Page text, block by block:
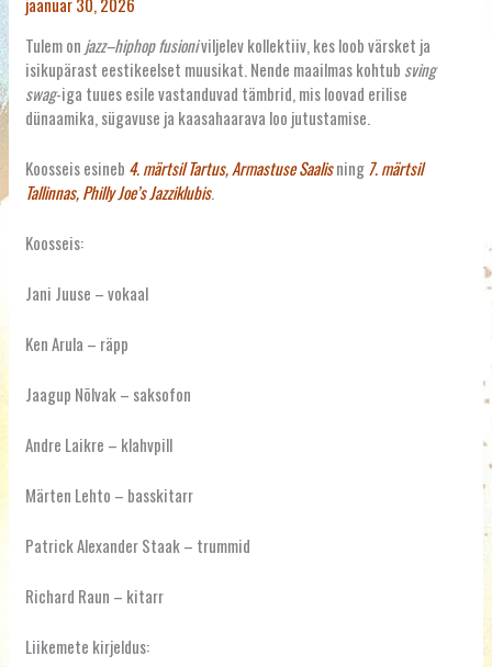
Tulem on jazz–hiphop fusioniviljelev kollektiiv, kes loob värsket ja
isikupärast eestikeelset muusikat. Nende maailmas kohtub sving
swag-iga tuues esile vastanduvad tämbrid, mis loovad erilise
dünaamika, sügavuse ja kaasahaarava loo jutustamise.
Koosseis esineb 4. märtsil Tartus, Armastuse Saalisning 7. märtsil
Tallinnas, Philly Joe’s Jazziklubis.
Koosseis:
Jani Juuse – vokaal
Ken Arula – räpp
Jaagup Nõlvak – saksofon
Andre Laikre – klahvpill
Märten Lehto – basskitarr
Patrick Alexander Staak – trummid
Richard Raun – kitarr
Liikemete kirjeldus: